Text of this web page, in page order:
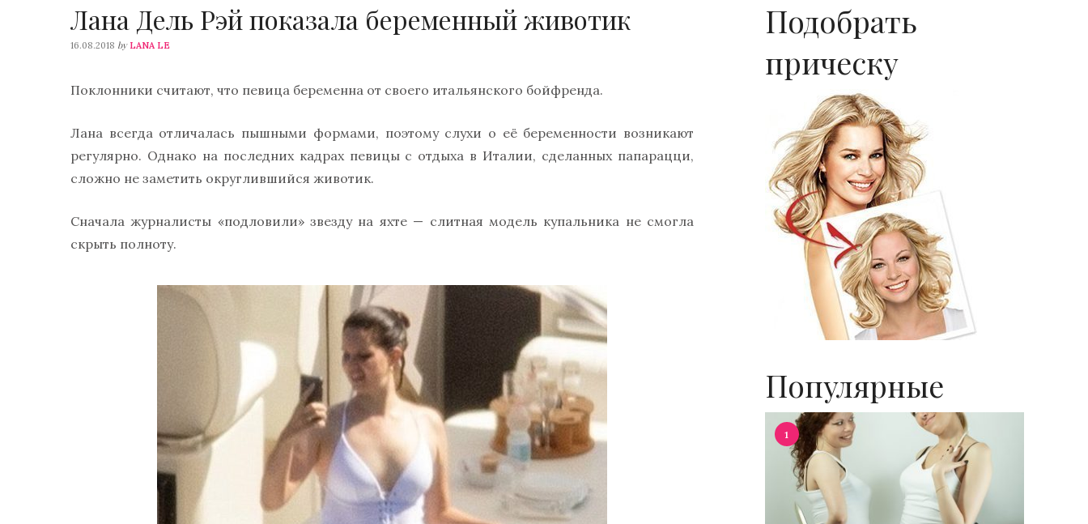
Лана Дель Рэй показала беременный животик
16.08.2018 by LANA LE
Поклонники считают, что певица беременна от своего итальянского бойфренда.
Лана всегда отличалась пышными формами, поэтому слухи о её беременности возникают
регулярно. Однако на последних кадрах певицы с отдыха в Италии, сделанных папарацци,
сложно не заметить округлившийся животик.
Сначала журналисты «подловили» звезду на яхте — слитная модель купальника не смогла
скрыть полноту.
Подобрать
прическу
Популярные
1